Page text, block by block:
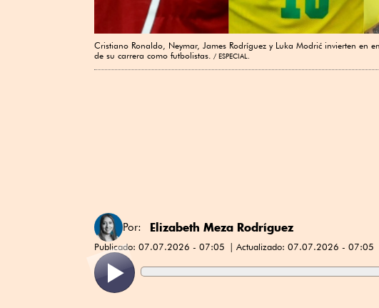
Cristiano Ronaldo, Neymar, James Rodríguez y Luka Modrić invierten en
de su carrera como futbolistas.
ESPECIAL.
Por: Elizabeth Meza Rodríguez
Publicado: 07.07.2026 - 07:05 Actualizado: 07.07.2026 - 07:05